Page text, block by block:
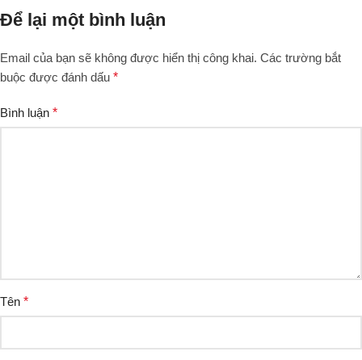
Để lại một bình luận
Email của bạn sẽ không được hiển thị công khai. Các trường bắt
buộc được đánh dấu *
Bình luận *
Tên *